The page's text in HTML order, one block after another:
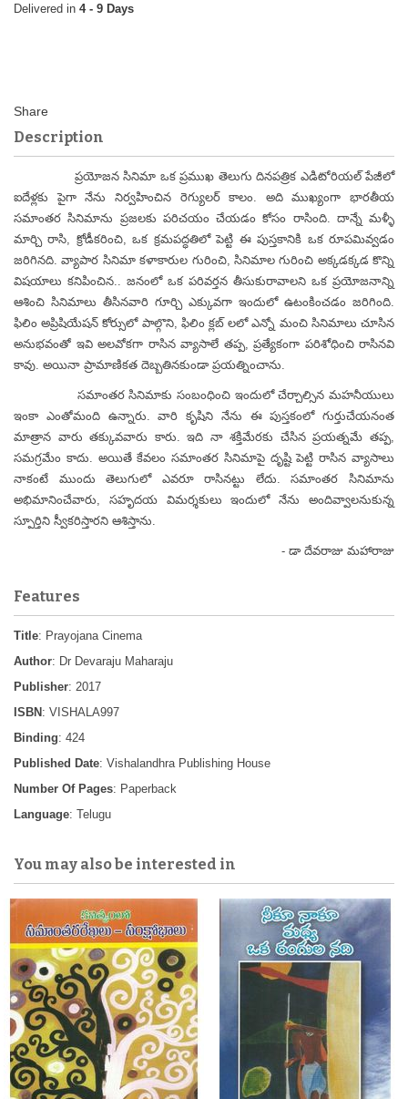
4 - 9 Days
Description
ప్రయోజన సినిమా ఒక ప్రముఖ తెలుగు దినపత్రిక ఎడిటోరియల్ పేజీలో
ఐదేళ్లకు పైగా నేను నిర్వహించిన రెగ్యులర్ కాలం. అది ముఖ్యంగా భారతీయ
సమాంతర సినిమాను ప్రజలకు పరిచయం చేయడం కోసం రాసింది. దాన్నే మళ్ళీ
మార్చి రాసి, క్రోడీకరించి, ఒక క్రమపద్ధతిలో పెట్టి ఈ పుస్తకానికి ఒక రూపమివ్వడం
జరిగినది. వ్యాపార సినిమా కళాకారుల గురించి, సినిమాల గురించి అక్కడక్కడ కొన్ని
విషయాలు కనిపించిన.. జనంలో ఒక పరివర్తన తీసుకురావాలని ఒక ప్రయోజనాన్ని
ఆశించి సినిమాలు తీసినవారి గూర్చి ఎక్కువగా ఇందులో ఉటంకించడం జరిగింది.
ఫిలిం అప్రిషియేషన్ కోర్సులో పాల్గొని, ఫిలిం క్లబ్ లలో ఎన్నో మంచి సినిమాలు చూసిన
అనుభవంతో ఇవి అలవోకగా రాసిన వ్యాసాలే తప్ప, ప్రత్యేకంగా పరిశోధించి రాసినవి
కావు. అయినా ప్రామాణికత దెబ్బతినకుండా ప్రయత్నించాను.
సమాంతర సినిమాకు సంబంధించి ఇందులో చేర్చాల్సిన మహనీయులు
ఇంకా ఎంతోమంది ఉన్నారు. వారి కృషిని నేను ఈ పుస్తకంలో గుర్తుచేయనంత
మాత్రాన వారు తక్కువవారు కారు. ఇది నా శక్తిమేరకు చేసిన ప్రయత్నమే తప్ప,
సమగ్రమేం కాదు. అయితే కేవలం సమాంతర సినిమాపై దృష్టి పెట్టి రాసిన వ్యాసాలు
నాకంటే ముందు తెలుగులో ఎవరూ రాసినట్టు లేదు. సమాంతర సినిమాను
అభిమానించేవారు, సహృదయ విమర్శకులు ఇందులో నేను అందివ్వాలనుకున్న
స్పూర్తిని స్వీకరిస్తారని ఆశిస్తాను.
- డా దేవరాజు మహారాజు
Features
Title: Prayojana Cinema
Author: Dr Devaraju Maharaju
Publisher: 2017
ISBN : VISHALA997
Binding: 424
Published Date: Vishalandhra Publishing House
Number Of Pages: Paperback
Language: Telugu
You may also be interested in